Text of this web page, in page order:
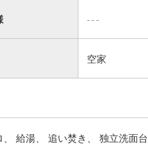
---
空家
給湯 追い焚き 独立洗面台